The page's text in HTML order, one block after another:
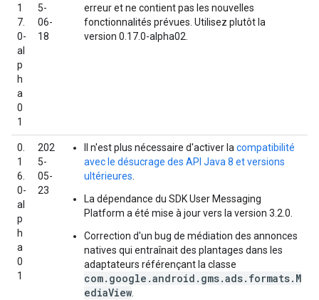
1
7.
0-
al
p
h
a
0
1
5-
06-
18
erreur et ne contient pas les nouvelles
fonctionnalités prévues. Utilisez plutôt la
version 0.17.0-alpha02.
0.
1
6.
0-
al
p
h
a
0
1
202
5-
05-
23
Il n'est plus nécessaire d'activer la compatibilité
avec le désucrage des API Java 8 et versions
ultérieures
La dépendance du SDK User Messaging
Platform a été mise à jour vers la version 3.2.0.
Correction d'un bug de médiation des annonces
natives qui entraînait des plantages dans les
adaptateurs référençant la classe
com.google.android.gms.ads.formats.M
ediaView